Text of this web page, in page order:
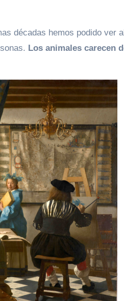
décadas hemos podido ver
Los animales carecen